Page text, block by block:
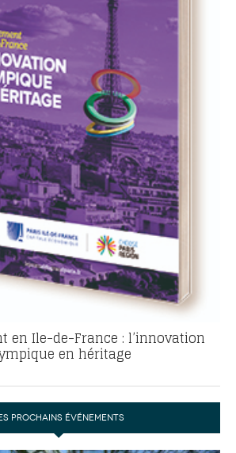
en Ile-de-France : l’innovation
en héritage
PROCHAINS ÉVÉNEMENTS